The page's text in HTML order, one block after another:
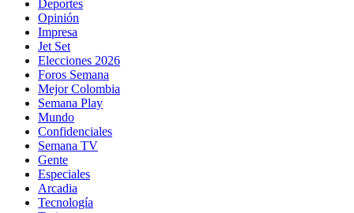
Deportes
Opinión
Impresa
Jet Set
Elecciones 2026
Foros Semana
Mejor Colombia
Semana Play
Mundo
Confidenciales
Semana TV
Gente
Especiales
Arcadia
Tecnología